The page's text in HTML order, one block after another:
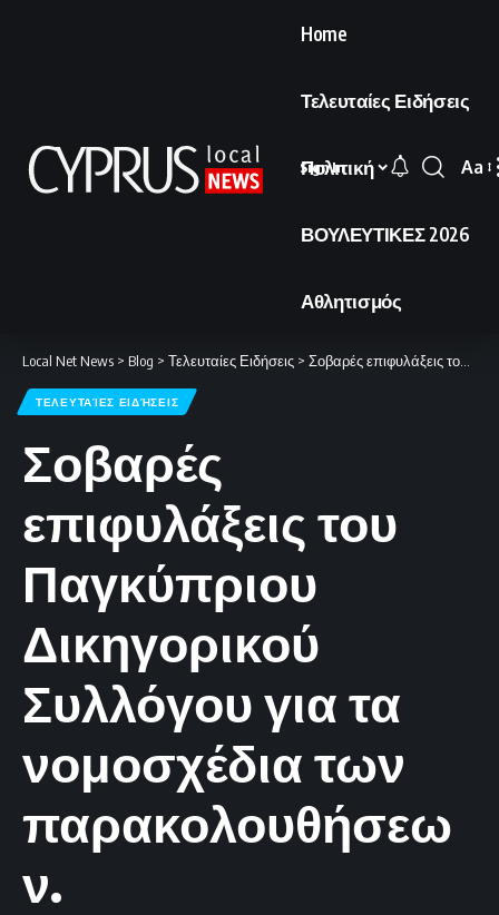
Home
Τελευταίες Ειδήσεις
Πολιτική
ΒΟΥΛΕΥΤΙΚΕΣ 2026
Αθλητισμός
Sign In
Font
Aa
Local Net News > Blog > Τελευταίες Ειδήσεις > Σοβαρές επιφυλάξεις του Παγκύπριου Δικηγορικού Συλλόγου για τα νομοσχέδια των παρακολουθήσεων.
ΤΕΛΕΥΤΑΊΕΣ ΕΙΔΉΣΕΙΣ
Σοβαρές
επιφυλάξεις του
Παγκύπριου
Δικηγορικού
Συλλόγου για τα
νομοσχέδια των
παρακολουθήσεω
ν.